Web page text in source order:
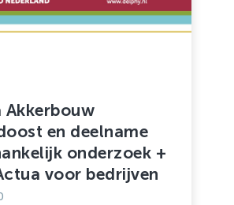
Akkerbouw
en deelname
onderzoek +
voor bedrijven